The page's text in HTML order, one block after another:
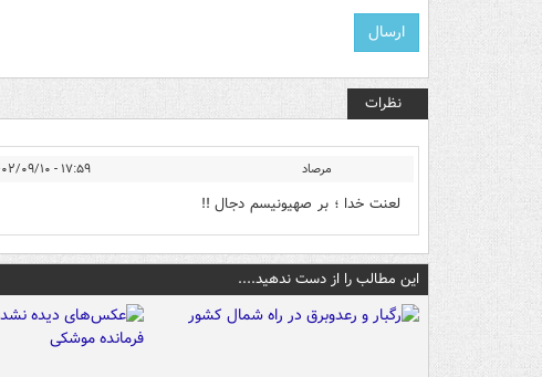
نظرات
مرصاد ۱۷:۵۹ - ۱۴۰۲/۰۹/۱۰
لعنت خدا ؛ بر صهیونیسم دجال !!
این مطالب را از دست ندهید....